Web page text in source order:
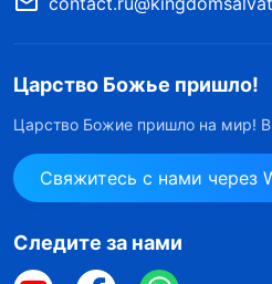
Царство Божье пришло!
Царство Божие пришло на мир!
Свяжитесь с нами через
Следите за нами